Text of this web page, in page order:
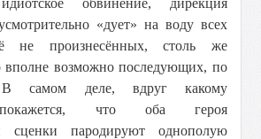
обвинение, дирекция
«дует» на воду всех
не произнесённых, столь же
вполне возможнo последующих, по
В самом деле, вдруг какому
что оба героя
сценки пародируют однополую